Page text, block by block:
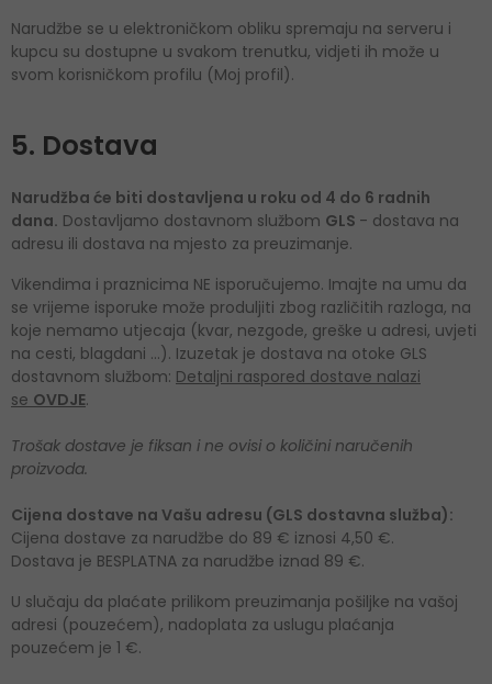
Narudžbe se u elektroničkom obliku spremaju na serveru i
kupcu su dostupne u svakom trenutku, vidjeti ih može u
svom korisničkom profilu (Moj profil).
5. Dostava
Narudžba će biti dostavljena u roku od 4 do 6 radnih
dana. Dostavljamo dostavnom službom GLS - dostava na
adresu ili dostava na mjesto za preuzimanje.
Vikendima i praznicima NE isporučujemo. Imajte na umu da
se vrijeme isporuke može produljiti zbog različitih razloga, na
koje nemamo utjecaja (kvar, nezgode, greške u adresi, uvjeti
na cesti, blagdani ...). Izuzetak je dostava na otoke GLS
dostavnom službom: Detaljni raspored dostave nalazi
se OVDJE.
Trošak dostave je fiksan i ne ovisi o količini naručenih
proizvoda.
Cijena dostave na Vašu adresu (GLS dostavna služba):
Cijena dostave za narudžbe do 89 € iznosi 4,50 €.
Dostava je BESPLATNA za narudžbe iznad 89 €.
U slučaju da plaćate prilikom preuzimanja pošiljke na vašoj
adresi (pouzećem), nadoplata za uslugu plaćanja
pouzećem je 1 €.